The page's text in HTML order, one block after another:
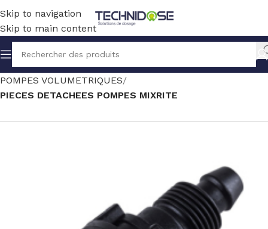
Skip to navigation
Skip to main content
Accueil TRAITEMENT EAU DOSAGE
POMPES VOLUMETRIQUES
PIECES DETACHEES POMPES MIXRITE